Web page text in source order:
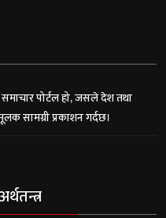
पोर्टल हो, जसले देश तथा
सामग्री प्रकाशन गर्दछ।
अर्थतन्त्र